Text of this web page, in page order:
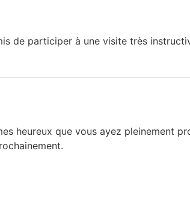
de participer à une visite très
heureux que vous ayez pleinement